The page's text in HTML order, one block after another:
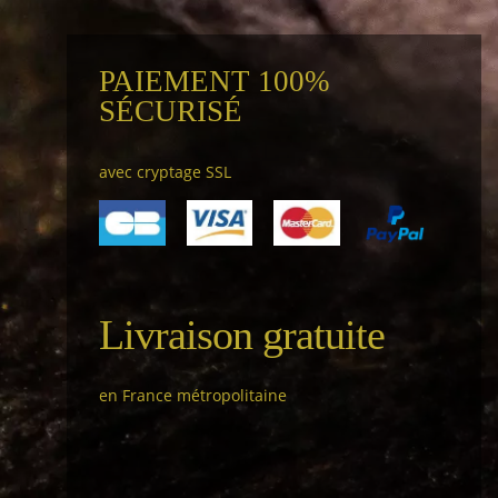
PAIEMENT 100%
SÉCURISÉ
avec cryptage SSL
Livraison gratuite
en France métropolitaine